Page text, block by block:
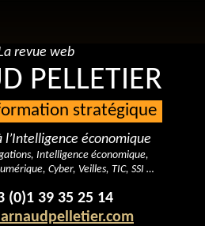
revue web
PELLETIER
stratégique
l’Intelligence économique
Intelligence économique,
Cyber, Veilles, TIC, SSI …
(0)1 39 35 25 14